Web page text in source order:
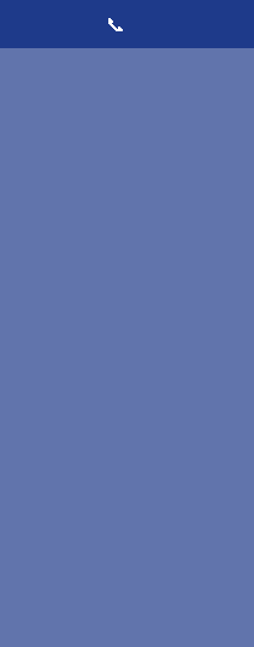
📞